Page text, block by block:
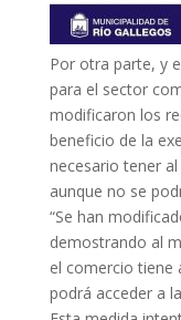
Por otra parte, y
para el sector
modificaron los
beneficio de la
necesario tener
aunque no se
“Se han
demostrando al
el comercio tiene
podrá acceder a